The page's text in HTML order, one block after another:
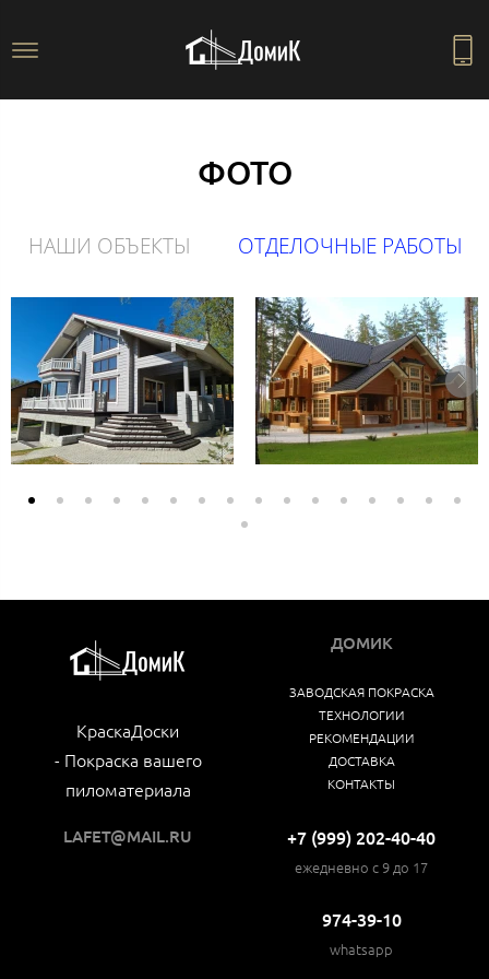
ФОТО
НАШИ ОБЪЕКТЫ ОТДЕЛОЧНЫЕ РАБОТЫ
КраскаДоски
- Покраска вашего
пиломатериала
ДОМИК
ЗАВОДСКАЯ ПОКРАСКА
ТЕХНОЛОГИИ
РЕКОМЕНДАЦИИ
ДОСТАВКА
КОНТАКТЫ
LAFET@MAIL.RU +7 (999) 202-40-40
ежедневно с 9 до 17
974-39-10
whatsapp